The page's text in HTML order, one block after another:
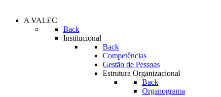
A VALEC
Back
Institucional
Back
Competências
Gestão de Pessoas
Estrutura Organizacional
Back
Organograma